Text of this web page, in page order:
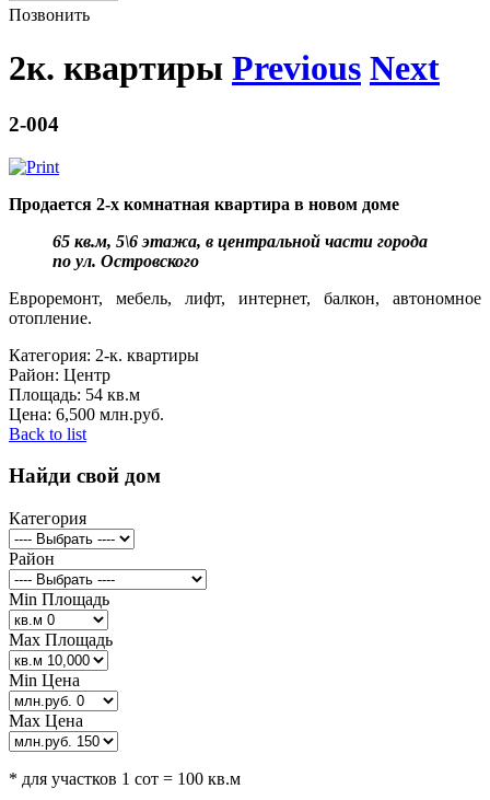
Позвонить
2к. квартиры Previous Next
2-004
Продается 2-х комнатная квартира в новом доме
65 кв.м, 5\6 этажа, в центральной части города
по ул. Островского
Евроремонт, мебель, лифт, интернет, балкон, автономное
отопление.
Категория: 2-к. квартиры
Район: Центр
Площадь: 54 кв.м
Цена: 6,500 млн.руб.
Back to list
Найди свой дом
Категория
Район
Min Площадь
Max Площадь
Min Цена
Max Цена
* для участков 1 сот = 100 кв.м